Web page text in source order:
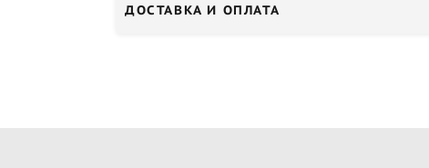
ДОСТАВКА И ОПЛАТА